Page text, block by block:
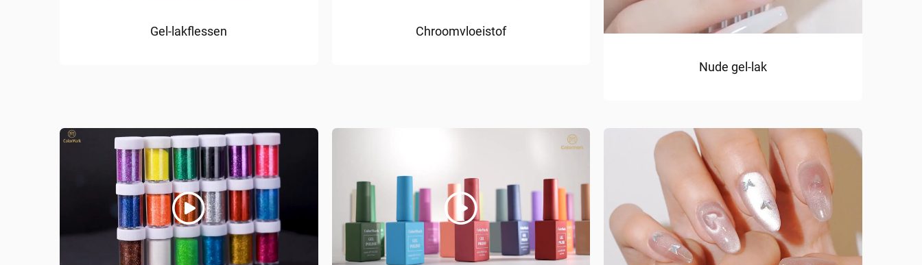
Gel-lakflessen Chroomvloeistof
Nude gel-lak